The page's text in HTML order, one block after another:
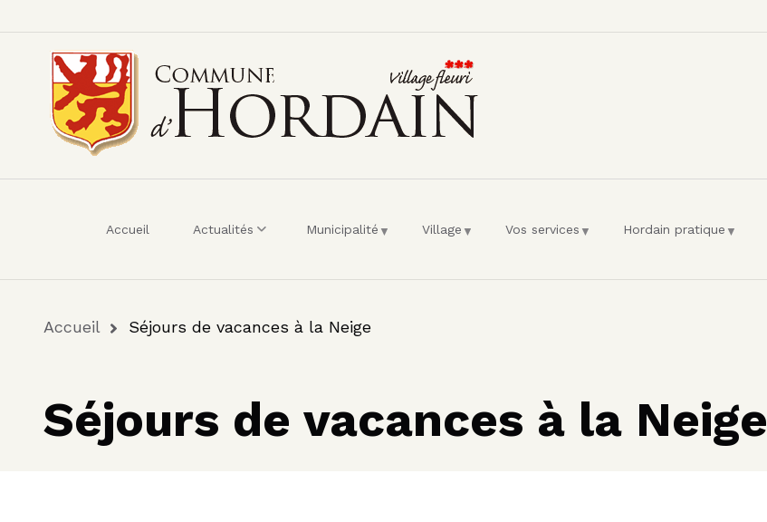
Menu du compte de l'utilisateur
Accueil Actualités Municipalité Village Vos services Hordain pratique
Fil d'Ariane
Accueil Séjours de vacances à la Neige
Séjours de vacances à la Neige